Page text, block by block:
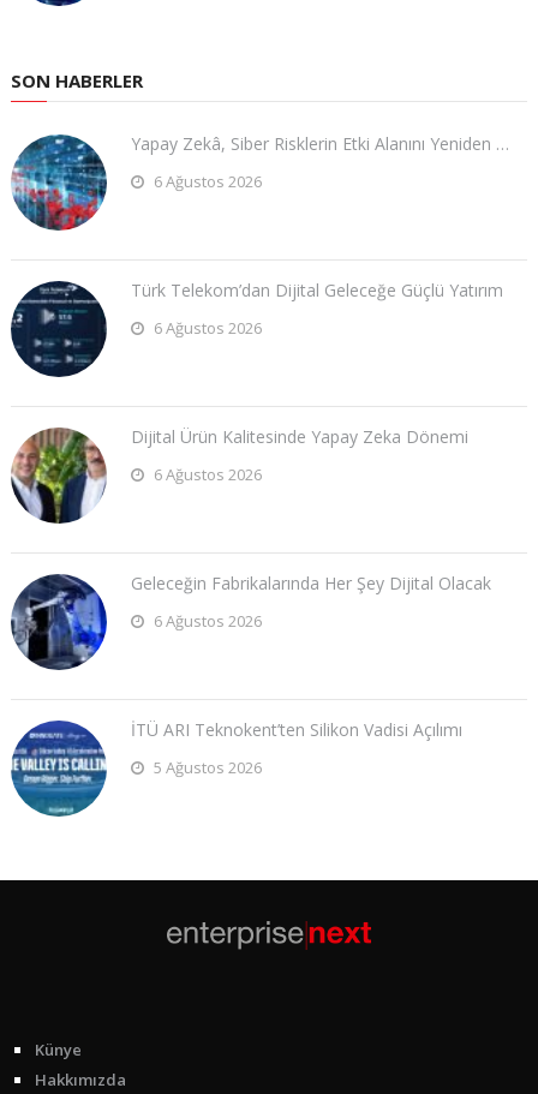
SON HABERLER
Yapay Zekâ, Siber Risklerin Etki Alanını Yeniden …
6 Ağustos 2026
Türk Telekom’dan Dijital Geleceğe Güçlü Yatırım
6 Ağustos 2026
Dijital Ürün Kalitesinde Yapay Zeka Dönemi
6 Ağustos 2026
Geleceğin Fabrikalarında Her Şey Dijital Olacak
6 Ağustos 2026
İTÜ ARI Teknokent’ten Silikon Vadisi Açılımı
5 Ağustos 2026
Künye
Hakkımızda